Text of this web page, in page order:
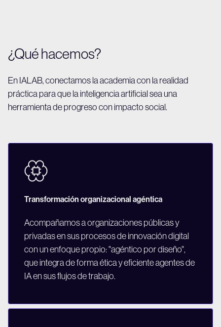
¿Qué hacemos?
En IALAB, conectamos la academia con la realidad
práctica para que la inteligencia artificial sea una
herramienta de progreso con impacto social.
Transformación organizacional agéntica
Acompañamos a organizaciones públicas y
privadas en sus procesos de innovación digital
con un enfoque propio: "agéntico por diseño",
que integra de forma ética y eficiente agentes de
IA en sus flujos de trabajo.